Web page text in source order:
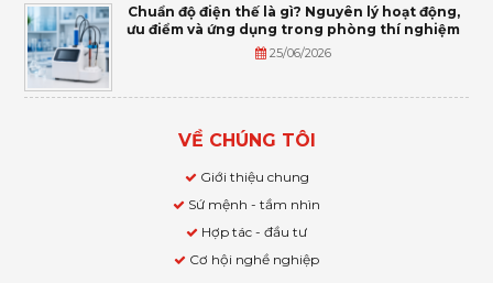
Chuẩn độ điện thế là gì? Nguyên lý hoạt động,
ưu điểm và ứng dụng trong phòng thí nghiệm
25/06/2026
VỀ CHÚNG TÔI
Giới thiệu chung
Sứ mệnh - tầm nhìn
Hợp tác - đầu tư
Cơ hội nghề nghiệp